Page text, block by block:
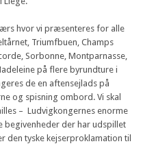
hvor vi præsenteres for alle
Triumfbuen, Champs
Sorbonne, Montparnasse,
på flere byrundture i
de en aftensejlads på
og spisning ombord. Vi skal
– Ludvigkongernes enorme
begivenheder der har udspillet
den tyske kejserproklamation til